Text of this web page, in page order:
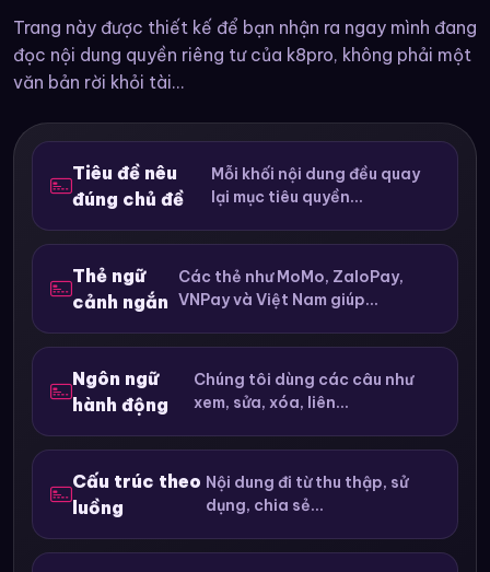
Trang này được thiết kế để bạn nhận ra ngay mình đang
đọc nội dung quyền riêng tư của k8pro, không phải một
văn bản rời khỏi tài...
Tiêu đề nêu
đúng chủ đề
Mỗi khối nội dung đều quay
lại mục tiêu quyền...
Thẻ ngữ
cảnh ngắn
Các thẻ như MoMo, ZaloPay,
VNPay và Việt Nam giúp...
Ngôn ngữ
hành động
Chúng tôi dùng các câu như
xem, sửa, xóa, liên...
Cấu trúc theo
luồng
Nội dung đi từ thu thập, sử
dụng, chia sẻ...